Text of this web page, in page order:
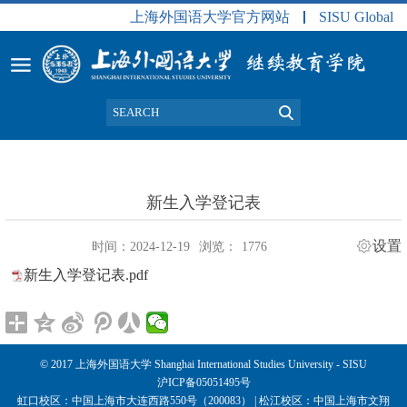
上海外国语大学官方网站 SISU Global
新生入学登记表
时间：2024-12-19 浏览： 1776
设置
新生入学登记表.pdf
© 2017 上海外国语大学 Shanghai International Studies University - SISU
沪ICP备05051495号
虹口校区：中国上海市大连西路550号（200083） | 松江校区：中国上海市文翔